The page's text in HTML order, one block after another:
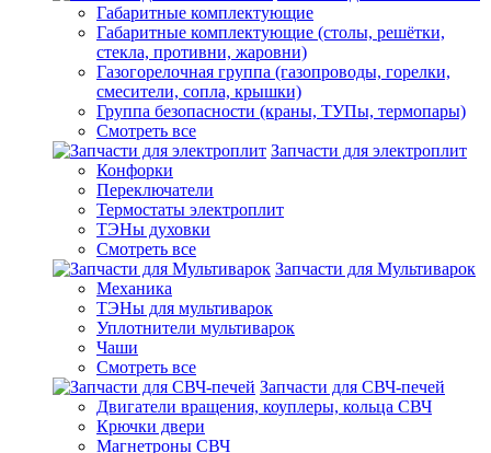
Габаритные комплектующие
Габаритные комплектующие (столы, решётки,
стекла, противни, жаровни)
Газогорелочная группа (газопроводы, горелки,
смесители, сопла, крышки)
Группа безопасности (краны, ТУПы, термопары)
Смотреть все
Запчасти для электроплит
Конфорки
Переключатели
Термостаты электроплит
ТЭНы духовки
Смотреть все
Запчасти для Мультиварок
Механика
ТЭНы для мультиварок
Уплотнители мультиварок
Чаши
Смотреть все
Запчасти для СВЧ-печей
Двигатели вращения, коуплеры, кольца СВЧ
Крючки двери
Магнетроны СВЧ